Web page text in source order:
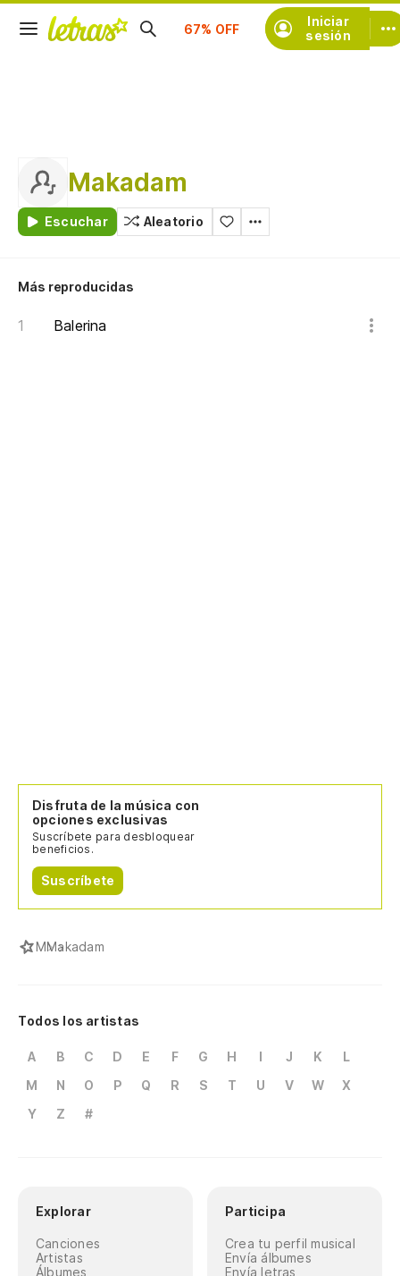
Iniciar
sesión
Suscríbete
Makadam
Escuchar Aleatorio
Más reproducidas
Balerina
Disfruta de la música con
opciones exclusivas
Suscríbete para desbloquear
beneficios.
Suscríbete
MMakadam
Todos los artistas
A B C D E F G H I J K
L
M
N O P Q R S T U V W
X
Y
Z #
Explorar
Canciones
Artistas
Álbumes
Participa
Crea tu perfil musical
Envía álbumes
Envía letras